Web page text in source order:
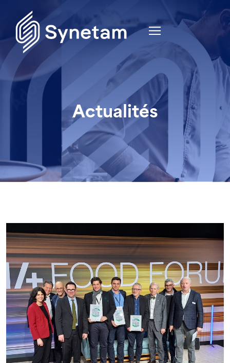
Actualités